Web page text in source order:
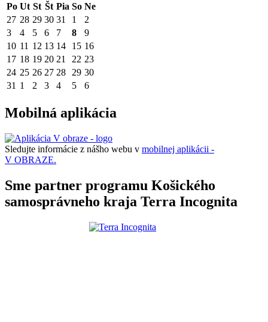
Po Ut St Št Pia So Ne
27 28 29 30 31 1
2
3
4 5 6 7 8
9
10 11 12 13 14 15 16
17 18 19 20 21 22 23
24 25 26 27 28 29 30
31 1 2 3 4 5 6
Mobilná aplikácia
Sledujte informácie z nášho webu v mobilnej aplikácii -
V OBRAZE.
Sme partner programu Košického
samosprávneho kraja Terra Incognita